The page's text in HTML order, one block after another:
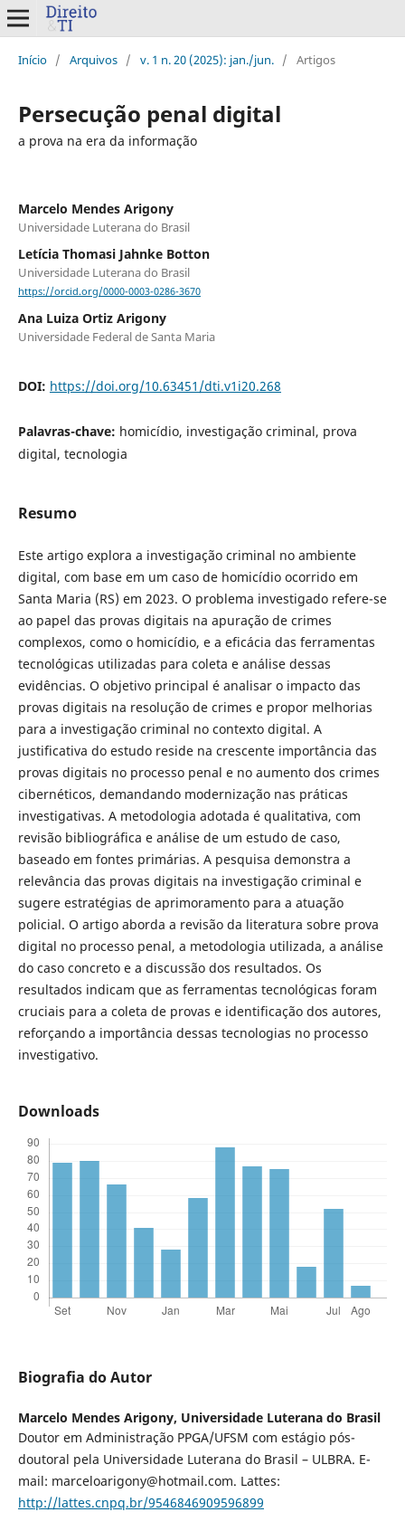
Início / Arquivos / v. 1 n. 20 (2025): jan./jun. / Artigos
Persecução penal digital
a prova na era da informação
Marcelo Mendes Arigony
Universidade Luterana do Brasil
Letícia Thomasi Jahnke Botton
Universidade Luterana do Brasil
https://orcid.org/0000-0003-0286-3670
Ana Luiza Ortiz Arigony
Universidade Federal de Santa Maria
DOI: https://doi.org/10.63451/dti.v1i20.268
Palavras-chave: homicídio, investigação criminal, prova
digital, tecnologia
Resumo
Este artigo explora a investigação criminal no ambiente
digital, com base em um caso de homicídio ocorrido em
Santa Maria (RS) em 2023. O problema investigado refere-se
ao papel das provas digitais na apuração de crimes
complexos, como o homicídio, e a eficácia das ferramentas
tecnológicas utilizadas para coleta e análise dessas
evidências. O objetivo principal é analisar o impacto das
provas digitais na resolução de crimes e propor melhorias
para a investigação criminal no contexto digital. A
justificativa do estudo reside na crescente importância das
provas digitais no processo penal e no aumento dos crimes
cibernéticos, demandando modernização nas práticas
investigativas. A metodologia adotada é qualitativa, com
revisão bibliográfica e análise de um estudo de caso,
baseado em fontes primárias. A pesquisa demonstra a
relevância das provas digitais na investigação criminal e
sugere estratégias de aprimoramento para a atuação
policial. O artigo aborda a revisão da literatura sobre prova
digital no processo penal, a metodologia utilizada, a análise
do caso concreto e a discussão dos resultados. Os
resultados indicam que as ferramentas tecnológicas foram
cruciais para a coleta de provas e identificação dos autores,
reforçando a importância dessas tecnologias no processo
investigativo.
Downloads
Biografia do Autor
Marcelo Mendes Arigony, Universidade Luterana do Brasil
Doutor em Administração PPGA/UFSM com estágio pós-
doutoral pela Universidade Luterana do Brasil – ULBRA. E-
mail: marceloarigony@hotmail.com. Lattes:
http://lattes.cnpq.br/9546846909596899